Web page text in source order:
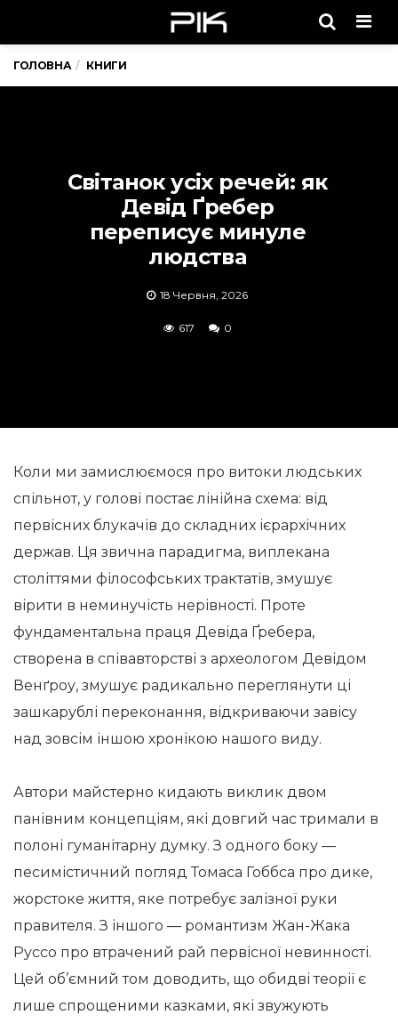
ГОЛОВНА КНИГИ
Світанок усіх речей: як
Девід Ґребер
переписує минуле
людства
18 Червня, 2026
617 0
Коли ми замислюємося про витоки людських
спільнот, у голові постає лінійна схема: від
первісних блукачів до складних ієрархічних
держав. Ця звична парадигма, виплекана
століттями філософських трактатів, змушує
вірити в неминучість нерівності. Проте
фундаментальна праця Девіда Ґребера,
створена в співавторстві з археологом Девідом
Венґроу, змушує радикально переглянути ці
зашкарублі переконання, відкриваючи завісу
над зовсім іншою хронікою нашого виду.
Автори майстерно кидають виклик двом
панівним концепціям, які довгий час тримали в
полоні гуманітарну думку. З одного боку —
песимістичний погляд Томаса Гоббса про дике,
жорстоке життя, яке потребує залізної руки
правителя. З іншого — романтизм Жан-Жака
Руссо про втрачений рай первісної невинності.
Цей об’ємний том доводить, що обидві теорії є
лише спрощеними казками, які звужують